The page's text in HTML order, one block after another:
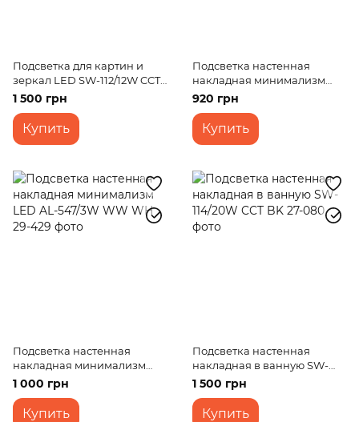
Подсветка для картин и
зеркал LED SW-112/12W CCT
BK
1 500 грн
Купить
Подсветка настенная
накладная минимализм
LED AL-548/3+3W WW WH
920 грн
Купить
Подсветка настенная
накладная минимализм
LED AL-547/3W WW WH
1 000 грн
Купить
Подсветка настенная
накладная в ванную SW-
114/20W CCT BK
1 500 грн
Купить